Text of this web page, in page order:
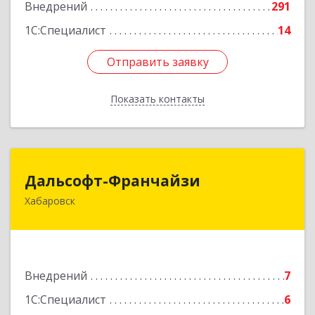
Внедрений
291
1С:Специалист
14
Отправить заявку
Показать контакты
Отправить заявку
Назад
Дальсофт-Франчайзи
Хабаровск
Внедрений
7
1С:Специалист
6
Дальсофт-Франчайзи
680017, Хабаровский край, Хабаровск г,